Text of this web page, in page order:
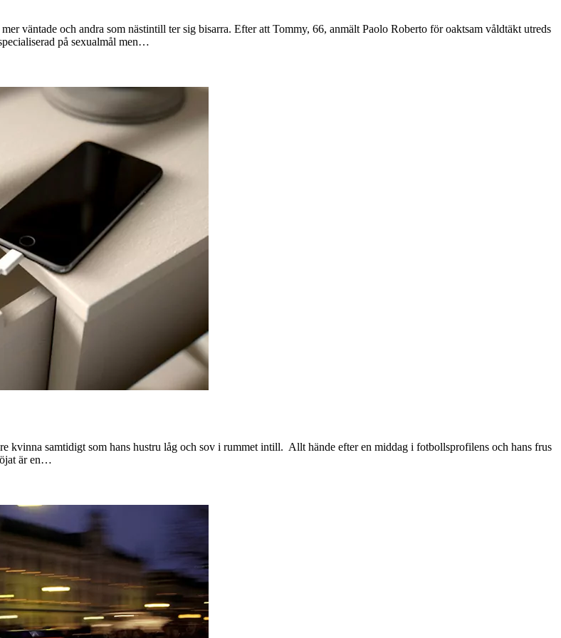
väntade och andra som nästintill ter sig bisarra. Efter att Tommy, 66, anmält Paolo Roberto för oaktsam våldtäkt utreds
på sexualmål men…
kvinna samtidigt som hans hustru låg och sov i rummet intill. Allt hände efter en middag i fotbollsprofilens och hans frus
är en…